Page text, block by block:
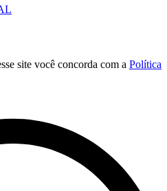
site você concorda com a Política